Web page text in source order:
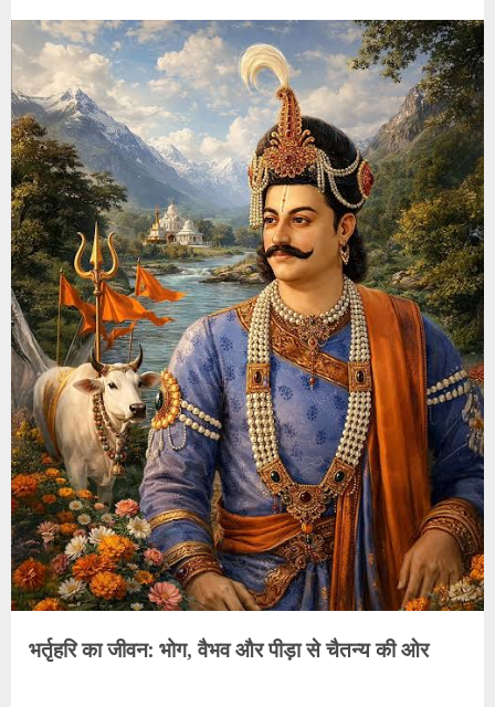
भर्तृहरि का जीवन: भोग, वैभव और पीड़ा से चैतन्य की ओर